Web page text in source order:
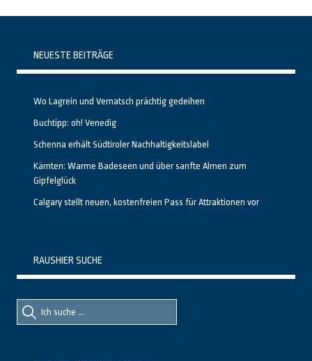
NEUESTE BEITRÄGE
Wo Lagrein und Vernatsch prächtig gedeihen
Buchtipp: oh! Venedig
Schenna erhält Südtiroler Nachhaltigkeitslabel
Kärnten: Warme Badeseen und über sanfte Almen zum
Gipfelglück
Calgary stellt neuen, kostenfreien Pass für Attraktionen vor
RAUSHIER SUCHE
Suche
nach::
Suche
nach: